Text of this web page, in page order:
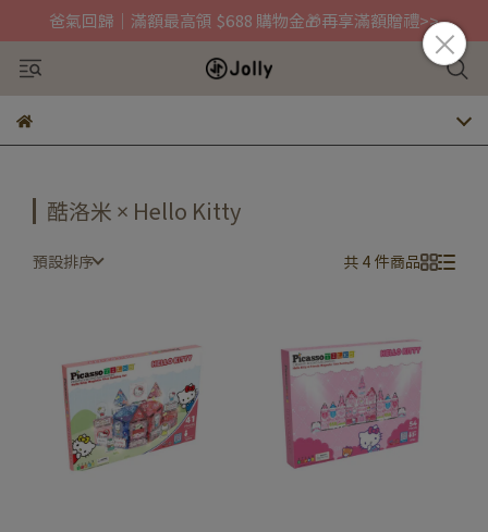
爸氣回歸｜滿額最高領 $688 購物金🎁再享滿額贈禮>>
酷洛米 × Hello Kitty
預設排序 共 4 件商品